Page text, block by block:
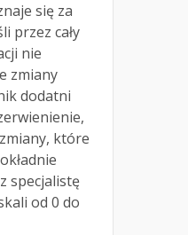
się za
przez cały
nie
zmiany
dodatni
które
specjalistę
od 0 do